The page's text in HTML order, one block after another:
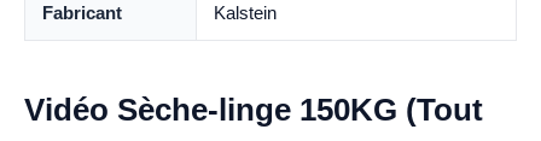
Fabricant Kalstein
Vidéo Sèche-linge 150KG (Tout